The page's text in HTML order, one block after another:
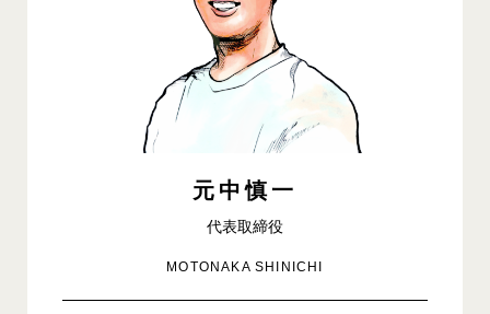
元中慎一
代表取締役
MOTONAKA SHINICHI